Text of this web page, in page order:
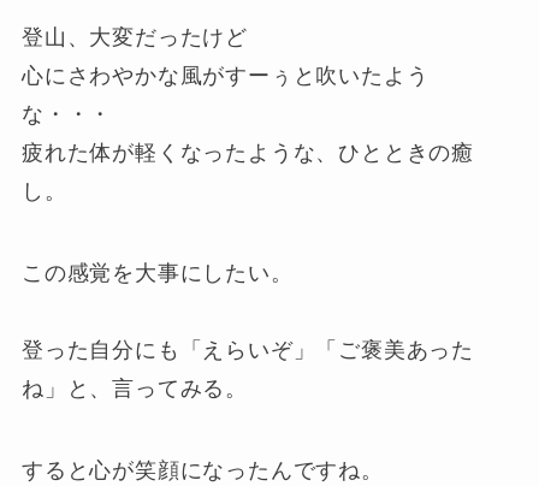
登山、大変だったけど
心にさわやかな風がすーぅと吹いたよう
な・・・
疲れた体が軽くなったような、ひとときの癒
し。
この感覚を大事にしたい。
登った自分にも「えらいぞ」「ご褒美あった
ね」と、言ってみる。
すると心が笑顔になったんですね。